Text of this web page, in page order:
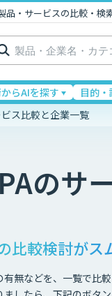
品・サービスの比較・検
:
らAIを探す 目的
ス比較と企業一覧
のサ
比較検討がス
無などを、一覧で比